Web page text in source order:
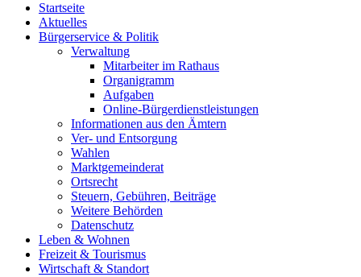
Startseite
Aktuelles
Bürgerservice & Politik
Verwaltung
Mitarbeiter im Rathaus
Organigramm
Aufgaben
Online-Bürgerdienstleistungen
Informationen aus den Ämtern
Ver- und Entsorgung
Wahlen
Marktgemeinderat
Ortsrecht
Steuern, Gebühren, Beiträge
Weitere Behörden
Datenschutz
Leben & Wohnen
Freizeit & Tourismus
Wirtschaft & Standort